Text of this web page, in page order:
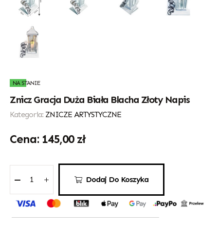
NA STANIE
Znicz Gracja Duża Biała Blacha Złoty Napis
Kategoria: ZNICZE ARTYSTYCZNE
145,00 zł
Dodaj Do Koszyka